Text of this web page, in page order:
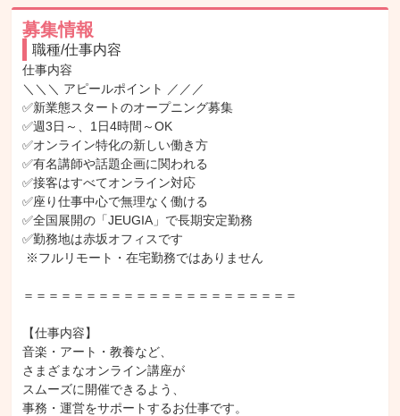
募集情報
職種/仕事内容
仕事内容
＼＼＼ アピールポイント ／／／
✅新業態スタートのオープニング募集
✅週3日～、1日4時間～OK
✅オンライン特化の新しい働き方
✅有名講師や話題企画に関われる
✅接客はすべてオンライン対応
✅座り仕事中心で無理なく働ける
✅全国展開の「JEUGIA」で長期安定勤務
✅勤務地は赤坂オフィスです
＝＝＝＝＝＝＝＝＝＝＝＝＝＝＝＝＝＝＝＝＝＝
【仕事内容】
音楽・アート・教養など、
さまざまなオンライン講座が
スムーズに開催できるよう、
事務・運営をサポートするお仕事です。